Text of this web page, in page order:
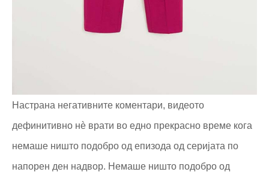
Настрана негативните коментари, видеото
дефинитивно нè врати во едно прекрасно време кога
немаше ништо подобро од епизода од серијата по
напорен ден надвор. Немаше ништо подобро од